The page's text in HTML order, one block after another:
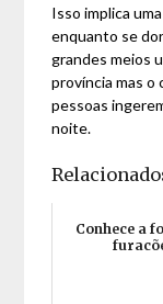
Isso implica
enquanto se
grandes meios
província mas o
pessoas
noite.
Conhece a